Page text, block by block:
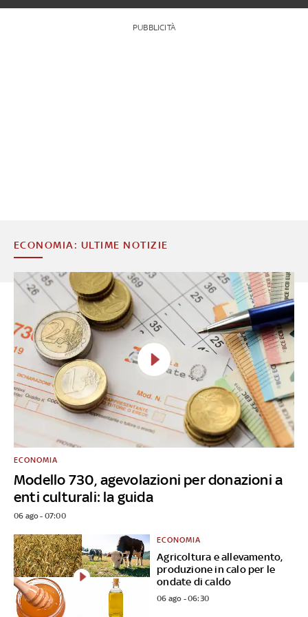
PUBBLICITÀ
ECONOMIA: ULTIME NOTIZIE
Modello 730, agevolazioni per donazioni a
enti culturali: la guida
ECONOMIA
06 ago - 07:00
Agricoltura e allevamento,
produzione in calo per le
ondate di caldo
ECONOMIA
06 ago - 06:30